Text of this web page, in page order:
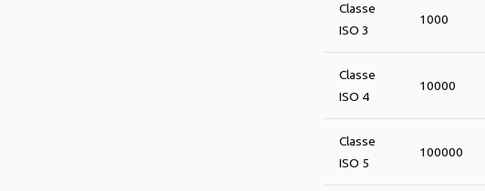
Classe
ISO 3
1000
Classe
ISO 4
10000
Classe
ISO 5
100000